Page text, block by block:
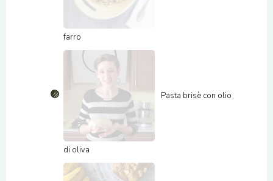
farro
Pasta brisè con olio
di oliva